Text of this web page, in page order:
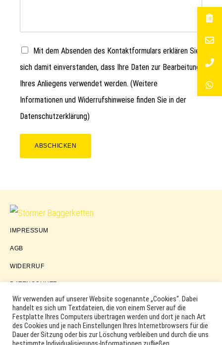
Mit dem Absenden des Kontaktformulars erklären Sie
sich damit einverstanden, dass Ihre Daten zur Bearbeitung
Ihres Anliegens verwendet werden. (Weitere
Informationen und Widerrufshinweise finden Sie in der
Datenschutzerklärung)
ABSCHICKEN
Störmer
IMPRESSUM
AGB
WIDERRUF
DATENSCHUTZ
COPYRIGHT © 2026 · WORDPRESS
LOG IN
MARKEN, ERSATZTEILNUMMERN, PRODUKTNAMEN SOWIE
PRODUKTABBILDUNGEN UND LOGOS WERDEN NUR ZUR
Wir verwenden auf unserer Website sogenannte „Cookies“. Dabei
handelt es sich um Textdateien, die von einem Server auf die
Festplatte Ihres Computers übertragen werden und dort je nach Art
des Cookies und je nach Einstellungen Ihres Internetbrowsers für die
Dauer der Sitzung oder bis zur Löschung verbleiben und durch die uns